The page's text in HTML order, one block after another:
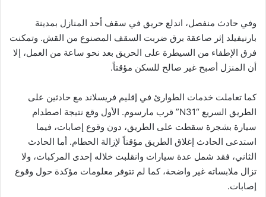
وفي حادث منفصل، اندلع حريق في سقف أحد المنازل بمدينة
بارنيفيلد إثر صاعقة برق ضربت السقف المصنوع من القش. وتمكنت
فرق الإطفاء من السيطرة على الحريق بعد نحو ساعة من العمل، إلا
أن المنزل أصبح غير صالح للسكن مؤقتاً.
كما تعاملت خدمات الطوارئ في إقليم فريسلاند مع حادثين على
الطريق السريع “N31” قرب مارسوم. الأول وقع نتيجة اصطدام
سيارة بشجرة سقطت على الطريق، دون وقوع إصابات، فيما
استدعى الحادث إغلاق الطريق مؤقتاً لإزالة الحطام. أما الحادث
الثاني، فقد شمل عدة سيارات وانقلبت خلاله إحدى المركبات، ولا
تزال ملابساته غير واضحة، كما لم تتوفر معلومات مؤكدة حول وقوع
إصابات.